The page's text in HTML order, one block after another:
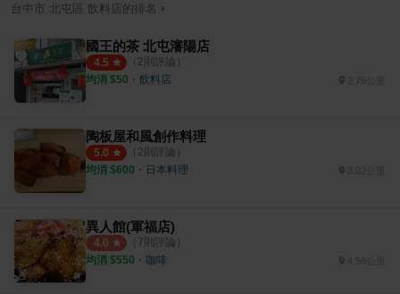
台中市 北屯區 飲料店的排名 ›
國王的茶 北屯瀋陽店
4.5 （ 2則評論）
均消 $50 ・ 飲料店
陶板屋和風創作料理
5.0 （ 2則評論）
均消 $600 ・ 日本料理
異人館(軍福店)
4.0 （ 7則評論）
均消 $550 ・ 咖啡 4.56公里